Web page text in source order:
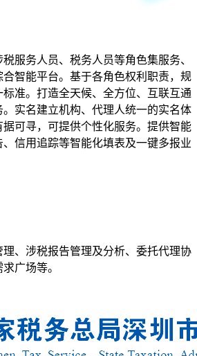
服务人员、税务人员等角色集服务、
智能平台。基于各角色权利职责，规
准。打造全天候、全方位、互联互通
实名建立机构、代理人统一的实名体
可寻，可提供个性化服务。提供智能
信用追踪等智能化填表及一键多报业
、涉税报告管理及分析、委托代理协
广场等。